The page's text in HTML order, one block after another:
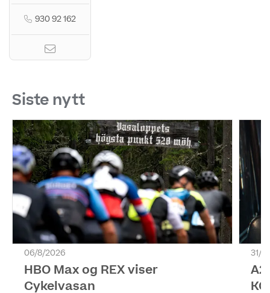
930 92 162
Siste nytt
06/8/2026
HBO Max og REX viser
Cykelvasan
31/